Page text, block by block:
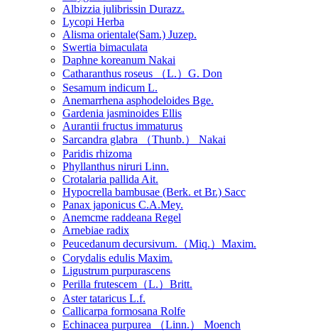
Albizzia julibrissin Durazz.
Lycopi Herba
Alisma orientale(Sam.) Juzep.
Swertia bimaculata
Daphne koreanum Nakai
Catharanthus roseus （L.）G. Don
Sesamum indicum L.
Anemarrhena asphodeloides Bge.
Gardenia jasminoides Ellis
Aurantii fructus immaturus
Sarcandra glabra （Thunb.） Nakai
Paridis rhizoma
Phyllanthus niruri Linn.
Crotalaria pallida Ait.
Hypocrella bambusae (Berk. et Br.) Sacc
Panax japonicus C.A.Mey.
Anemcme raddeana Regel
Arnebiae radix
Peucedanum decursivum.（Miq.）Maxim.
Corydalis edulis Maxim.
Ligustrum purpurascens
Perilla frutescem（L.）Britt.
Aster tataricus L.f.
Callicarpa formosana Rolfe
Echinacea purpurea （Linn.） Moench